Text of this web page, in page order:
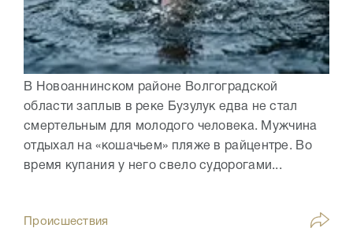
В Новоаннинском районе Волгоградской
области заплыв в реке Бузулук едва не стал
смертельным для молодого человека. Мужчина
отдыхал на «кошачьем» пляже в райцентре. Во
время купания у него свело судорогами...
Происшествия